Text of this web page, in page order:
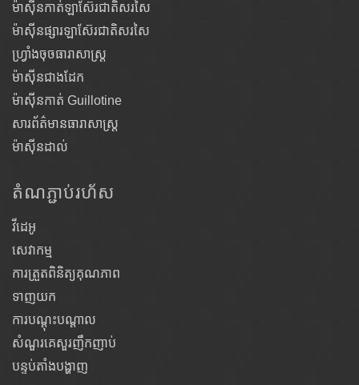
ម៉ាស៊ីនកាត់ឡាស៊ែរជាតិសរសៃ
ម៉ាស៊ីនផ្សារឡាស៊ែរជាតិសរសៃ
ហ្វ្រាំងចុចធារាសាស្ត្រ
ម៉ាស៊ីនជាងដែក
ម៉ាស៊ីនកាត់ Guillotine
សារព័ត៌មានធារាសាស្ត្រ
ម៉ាស៊ីនដាល់
តំណ​ភ្ជាប់​រហ័ស
វីដេអូ
សេវាកម្ម
ការត្រួតពិនិត្យគុណភាព
ទាញយក
ការបណ្តុះបណ្តាល
សំណួរគេសួរញឹកញាប់
បន្ទប់តាំងបង្ហាញ